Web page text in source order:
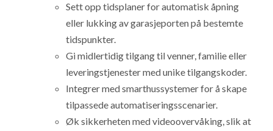
Sett opp tidsplaner for automatisk åpning
eller lukking av garasjeporten på bestemte
tidspunkter.
Gi midlertidig tilgang til venner, familie eller
leveringstjenester med unike tilgangskoder.
Integrer med smarthussystemer for å skape
tilpassede automatiseringsscenarier.
Øk sikkerheten med videoovervåking, slik at